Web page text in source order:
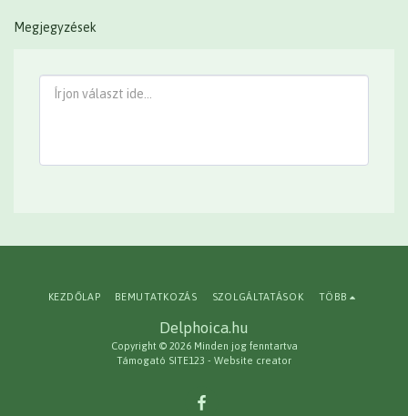
Megjegyzések
Delphoica.hu
Copyright © 2026 Minden jog fenntartva
Támogató SITE123 - Website creator
KEZDŐLAP BEMUTATKOZÁS SZOLGÁLTATÁSOK TÖBB